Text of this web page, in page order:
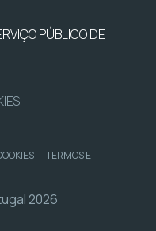
PÚBLICO DE
| TERMOS E
2026